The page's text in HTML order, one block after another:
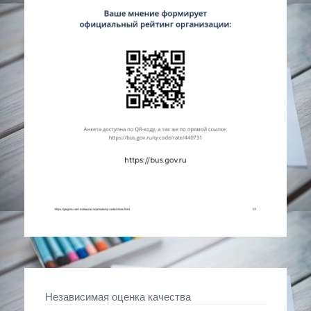
Независимая оценка качества